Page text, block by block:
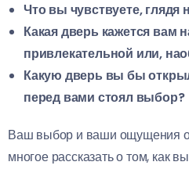
Что вы чувствуете, глядя
Какая дверь кажется вам
привлекательной или,
Какую дверь вы бы
перед вами стоял выбор?
Ваш выбор и ваши ощущения
многое рассказать о том, как